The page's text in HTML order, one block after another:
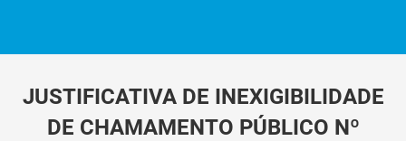
JUSTIFICATIVA DE INEXIGIBILIDADE
DE CHAMAMENTO PÚBLICO Nº